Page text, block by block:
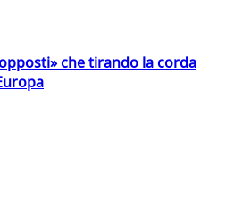
che tirando la corda